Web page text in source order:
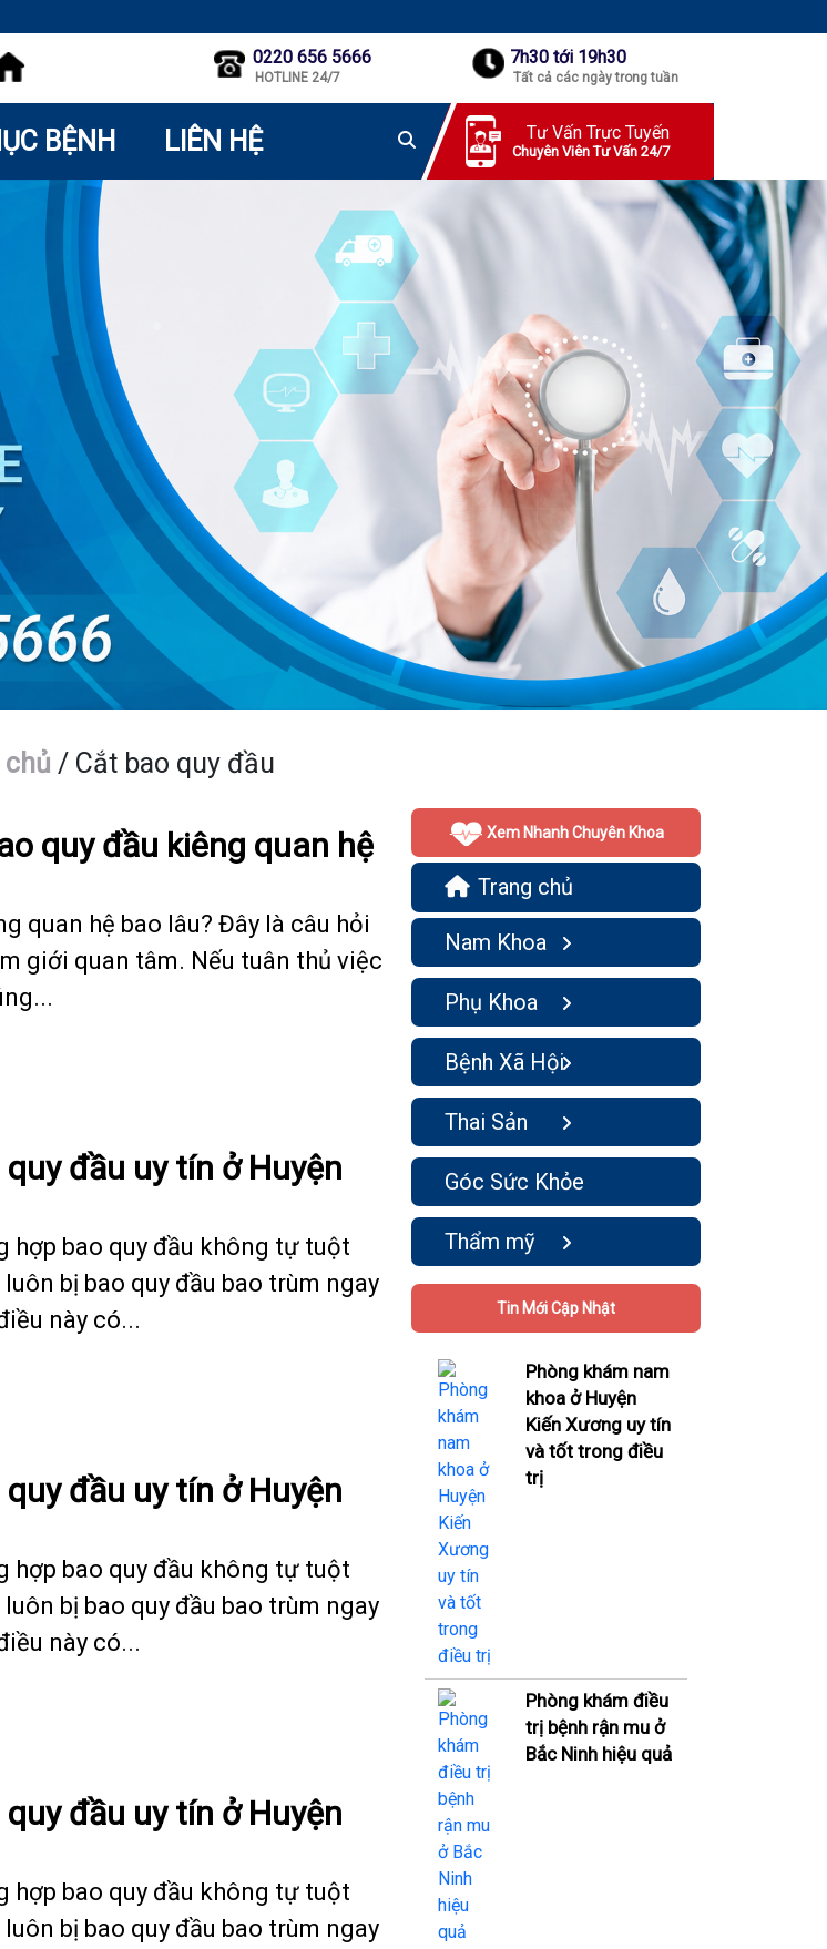
0220 656 5666
HOTLINE 24/7
7h30 tới 19h30
Tất cả các ngày trong tuần
BỆNH LIÊN HỆ Tư Vấn Trực Tuyến
Chuyên Viên Tư Vấn 24/7
/ Cắt bao quy đầu
quy đầu kiêng quan hệ
quan hệ bao lâu? Đây là câu hỏi
giới quan tâm. Nếu tuân thủ việc
đầu uy tín ở Huyện
hợp bao quy đầu không tự tuột
bị bao quy đầu bao trùm ngay
này có...
đầu uy tín ở Huyện
hợp bao quy đầu không tự tuột
bị bao quy đầu bao trùm ngay
này có...
đầu uy tín ở Huyện
hợp bao quy đầu không tự tuột
bị bao quy đầu bao trùm ngay
Xem Nhanh Chuyên Khoa
Trang chủ
Nam Khoa
Phụ Khoa
Bệnh Xã Hội
Thai Sản
Góc Sức Khỏe
Thẩm mỹ
Tin Mới Cập Nhật
Phòng khám nam
khoa ở Huyện
Kiến Xương uy tín
và tốt trong điều
trị
Phòng khám điều
trị bệnh rận mu ở
Bắc Ninh hiệu quả